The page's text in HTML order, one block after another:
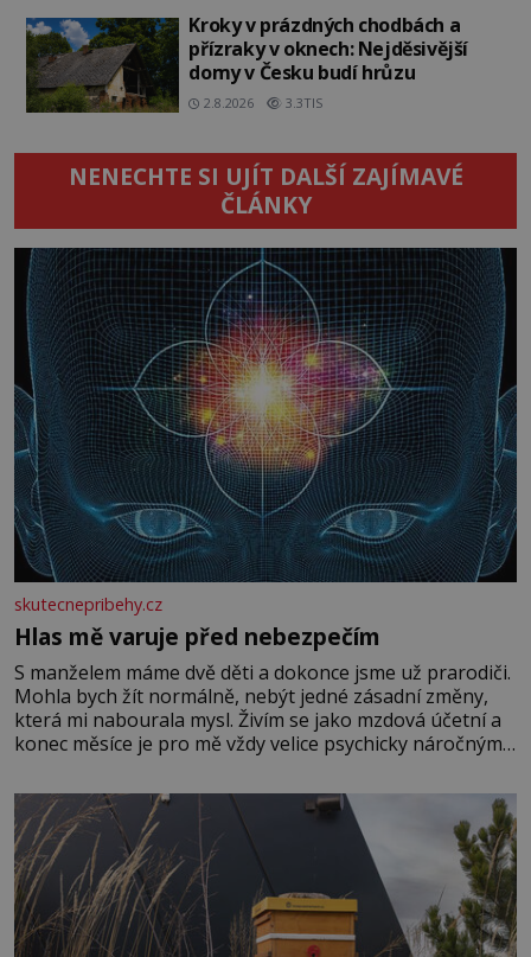
Kroky v prázdných chodbách a
přízraky v oknech: Nejděsivější
domy v Česku budí hrůzu
2.8.2026 3.3TIS
NENECHTE SI UJÍT DALŠÍ ZAJÍMAVÉ
ČLÁNKY
skutecnepribehy.cz
Hlas mě varuje před nebezpečím
S manželem máme dvě děti a dokonce jsme už prarodiči.
Mohla bych žít normálně, nebýt jedné zásadní změny,
která mi nabourala mysl. Živím se jako mzdová účetní a
konec měsíce je pro mě vždy velice psychicky náročným
dál častěji volá o pomoc, co se hlídání týče. Dalo by se